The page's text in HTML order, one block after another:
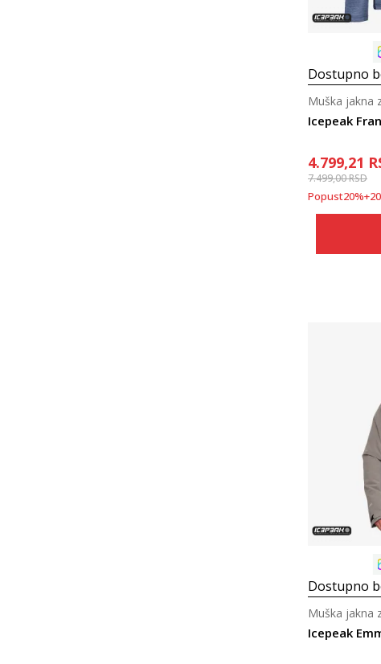
Dostupno
Icepeak
Muška jakna
4.799,21
7.499,00RSD
Popust20%+20
Dostupno
Icepeak
Muška jakna